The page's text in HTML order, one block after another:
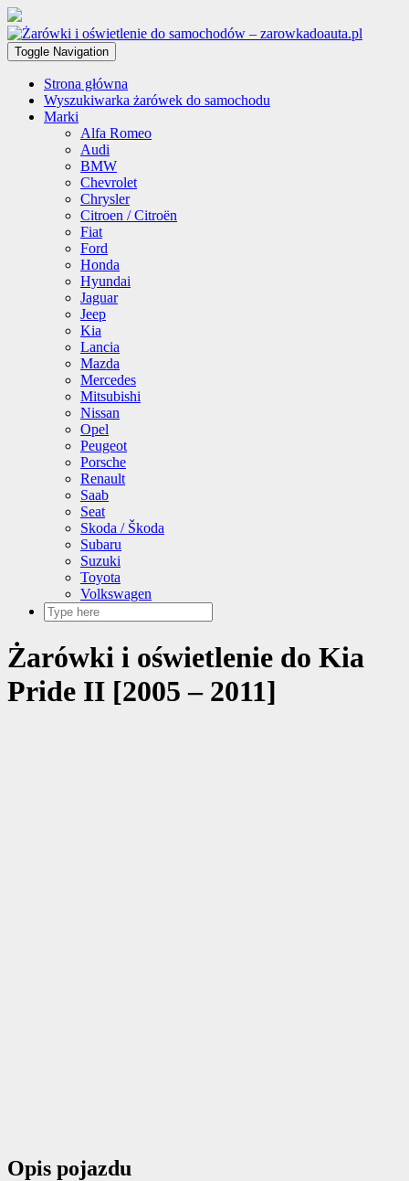
Toggle Navigation
Strona główna
Wyszukiwarka żarówek do samochodu
Marki
Alfa Romeo
Audi
BMW
Chevrolet
Chrysler
Citroen / Citroën
Fiat
Ford
Honda
Hyundai
Jaguar
Jeep
Kia
Lancia
Mazda
Mercedes
Mitsubishi
Nissan
Opel
Peugeot
Porsche
Renault
Saab
Seat
Skoda / Škoda
Subaru
Suzuki
Toyota
Volkswagen
Żarówki i oświetlenie do Kia
Pride II [2005 – 2011]
Opis pojazdu